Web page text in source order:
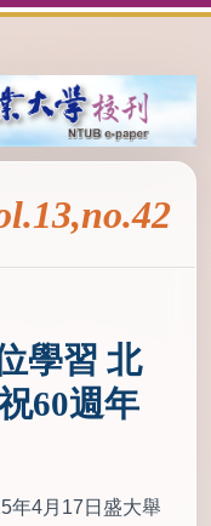
學習 北
60週年
年4月17日盛大舉